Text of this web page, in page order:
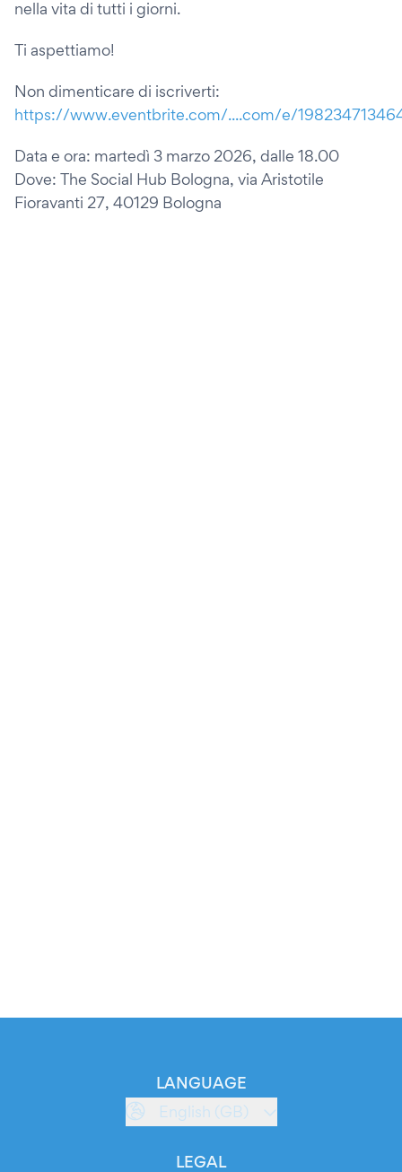
nella vita di tutti i giorni.
Ti aspettiamo!
Non dimenticare di iscriverti:
https://www.eventbrite.com/....com/e/
Data e ora: martedì 3 marzo 2026, dalle 18.00
Dove: The Social Hub Bologna, via Aristotile
Fioravanti 27, 40129 Bologna
LANGUAGE
English (GB)
LEGAL